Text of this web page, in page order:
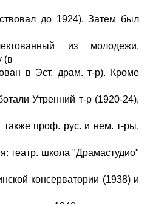
до 1924). Затем был
из молодежи,
(в
в Эст. драм. т-р). Кроме
Утренний т-р (1920-24),
проф. рус. и нем. т-ры.
театр. школа "Драмастудио"
консерватории (1938) и